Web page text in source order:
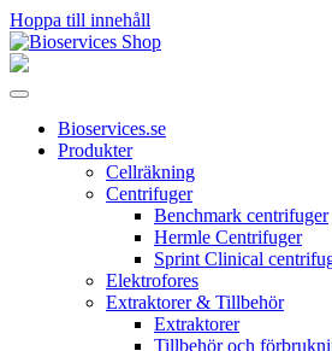
Hoppa till innehåll
Huvudnavigering
Bioservices.se
Produkter
Cellräkning
Centrifuger
Benchmark centrifuger
Hermle Centrifuger
Sprint Clinical
Elektrofores
Extraktorer & Tillbehör
Extraktorer
Tillbehör och